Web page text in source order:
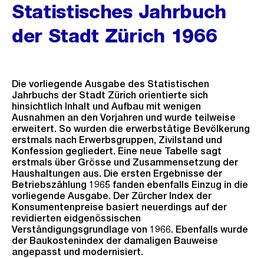
Statistisches Jahrbuch
der Stadt Zürich 1966
Die vorliegende Ausgabe des Statistischen
Jahrbuchs der Stadt Zürich orientierte sich
hinsichtlich Inhalt und Aufbau mit wenigen
Ausnahmen an den Vorjahren und wurde teilweise
erweitert. So wurden die erwerbstätige Bevölkerung
erstmals nach Erwerbsgruppen, Zivilstand und
Konfession gegliedert. Eine neue Tabelle sagt
erstmals über Grösse und Zusammensetzung der
Haushaltungen aus. Die ersten Ergebnisse der
Betriebszählung 1965 fanden ebenfalls Einzug in die
vorliegende Ausgabe. Der Zürcher Index der
Konsumentenpreise basiert neuerdings auf der
revidierten eidgenössischen
Verständigungsgrundlage von 1966. Ebenfalls wurde
der Baukostenindex der damaligen Bauweise
angepasst und modernisiert.